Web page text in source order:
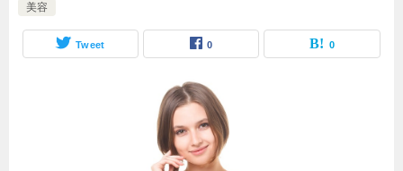
美容
Tweet 0 0